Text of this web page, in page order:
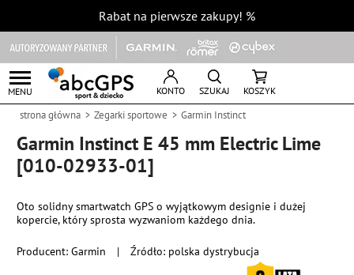
Rabat na pierwsze zakupy! %
MENU KONTO SZUKAJ KOSZYK
strona główna Zegarki sportowe Garmin Instinct
Garmin Instinct E 45 mm Electric Lime
[010-02933-01]
Producent:Garmin | Źródło: polska dystrybucja
Oto solidny smartwatch GPS o wyjątkowym designie i dużej
kopercie, który sprosta wyzwaniom każdego dnia.